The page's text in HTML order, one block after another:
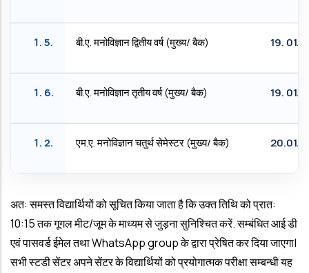
5. बी.ए. मनोविज्ञान द्वितीय वर्ष (मुख्य/ बैक) 19.
6. बी.ए. मनोविज्ञान तृतीय वर्ष (मुख्य/ बैक) 19.
2. एम.ए. मनोविज्ञान चतुर्थ सेमेस्टर (मुख्य/ बैक)
अत: समस्त विद्यार्थियों को सूचित किया जाता है कि उक्त तिथि को प्रात:
10:15 तक गूगल मीट/जूम के माध्यम से जुड़ना सुनिश्चित करें. सम्बंधित आई डी
एवं पासवर्ड ईमेल तथा WhatsApp group के द्वारा प्रेषित कर दिया जाएगा|
सभी स्टडी सेंटर अपने सेंटर के विद्यार्थियों को प्रयोगात्मक परीक्षा सम्बन्धी यह